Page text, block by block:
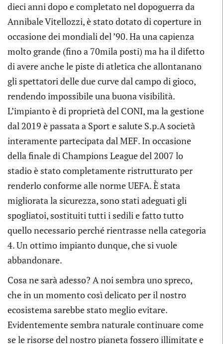
dieci anni dopo e completato nel dopoguerra da
Annibale Vitellozzi, è stato dotato di coperture in
occasione dei mondiali del ’90. Ha una capienza
molto grande (fino a 70mila posti) ma ha il difetto
di avere anche le piste di atletica che allontanano
gli spettatori delle due curve dal campo di gioco,
rendendo impossibile una buona visibilità.
L’impianto è di proprietà del CONI, ma la gestione
dal 2019 è passata a Sport e salute S.p.A società
interamente partecipata dal MEF. In occasione
della finale di Champions League del 2007 lo
stadio è stato completamente ristrutturato per
renderlo conforme alle norme UEFA. È stata
migliorata la sicurezza, sono stati adeguati gli
spogliatoi, sostituiti tutti i sedili e fatto tutto
quello necessario perché rientrasse nella categoria
4. Un ottimo impianto dunque, che si vuole
abbandonare.
Cosa ne sarà adesso? A noi sembra uno spreco,
che in un momento così delicato per il nostro
ecosistema sarebbe stato meglio evitare.
Evidentemente sembra naturale continuare come
se le risorse del nostro pianeta fossero illimitate e